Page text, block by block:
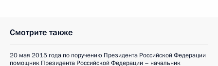
Смотрите также
20 мая 2015 года по поручению Президента Российской Федерации
помощник Президента Российской Федерации – начальник